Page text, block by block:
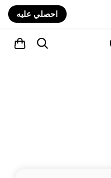
احصلي عليه